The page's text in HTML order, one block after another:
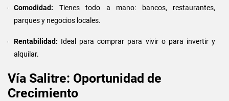
Comodidad: Tienes todo a mano: bancos, restaurantes,
parques y negocios locales.
Rentabilidad: Ideal para comprar para vivir o para invertir y
alquilar.
Vía Salitre: Oportunidad de
Crecimiento